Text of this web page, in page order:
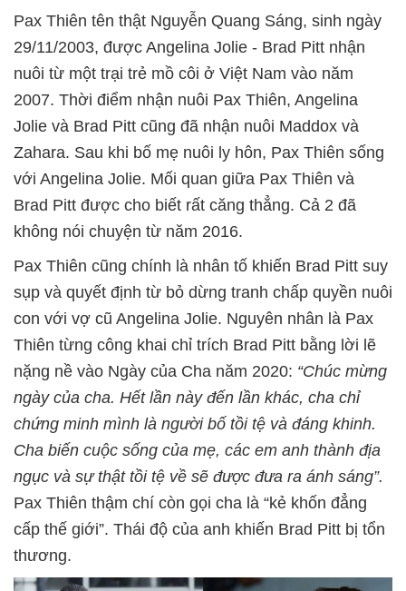
Pax Thiên tên thật Nguyễn Quang Sáng, sinh ngày
29/11/2003, được Angelina Jolie - Brad Pitt nhận
nuôi từ một trại trẻ mồ côi ở Việt Nam vào năm
2007. Thời điểm nhận nuôi Pax Thiên, Angelina
Jolie và Brad Pitt cũng đã nhận nuôi Maddox và
Zahara. Sau khi bố mẹ nuôi ly hôn, Pax Thiên sống
với Angelina Jolie. Mối quan giữa Pax Thiên và
Brad Pitt được cho biết rất căng thẳng. Cả 2 đã
không nói chuyện từ năm 2016.
Pax Thiên cũng chính là nhân tố khiến Brad Pitt suy
sụp và quyết định từ bỏ dừng tranh chấp quyền nuôi
con với vợ cũ Angelina Jolie. Nguyên nhân là Pax
Thiên từng công khai chỉ trích Brad Pitt bằng lời lẽ
nặng nề vào Ngày của Cha năm 2020: “Chúc mừng
ngày của cha. Hết lần này đến lần khác, cha chỉ
chứng minh mình là người bố tồi tệ và đáng khinh.
Cha biến cuộc sống của mẹ, các em anh thành địa
ngục và sự thật tồi tệ về sẽ được đưa ra ánh sáng”.
Pax Thiên thậm chí còn gọi cha là “kẻ khốn đẳng
cấp thế giới”. Thái độ của anh khiến Brad Pitt bị tổn
thương.